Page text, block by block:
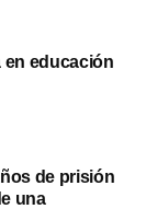
en educación
de prisión
una